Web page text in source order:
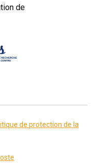
de
de protection de la